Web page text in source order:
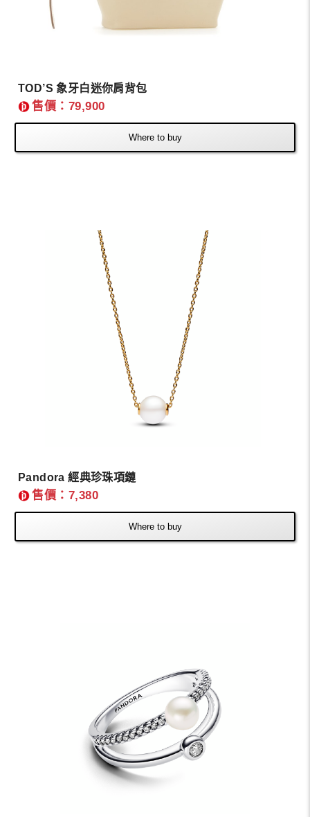
TOD’S 象牙白迷你肩背包
售價：79,900
Where to buy
Pandora 經典珍珠項鏈
售價：7,380
Where to buy